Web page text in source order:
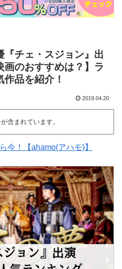
『チェ・スジョン』出
画のおすすめは？】ラ
品を紹介！
2019.04.20
含まれています。
今！【ahamo(アハモ)】